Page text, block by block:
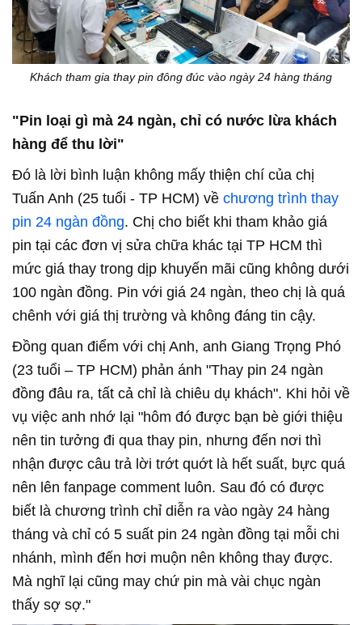
Khách tham gia thay pin đông đúc vào ngày 24 hàng tháng
"Pin loại gì mà 24 ngàn, chỉ có nước lừa khách
hàng để thu lời"
Đó là lời bình luận không mấy thiện chí của chị
Tuấn Anh (25 tuổi - TP HCM) về chương trình thay
pin 24 ngàn đồng. Chị cho biết khi tham khảo giá
pin tại các đơn vị sửa chữa khác tại TP HCM thì
mức giá thay trong dịp khuyến mãi cũng không dưới
100 ngàn đồng. Pin với giá 24 ngàn, theo chị là quá
chênh với giá thị trường và không đáng tin cậy.
Đồng quan điểm với chị Anh, anh Giang Trọng Phó
(23 tuổi – TP HCM) phản ánh "Thay pin 24 ngàn
đồng đâu ra, tất cả chỉ là chiêu dụ khách". Khi hỏi về
vụ việc anh nhớ lại "hôm đó được bạn bè giới thiệu
nên tin tưởng đi qua thay pin, nhưng đến nơi thì
nhận được câu trả lời trớt quớt là hết suất, bực quá
nên lên fanpage comment luôn. Sau đó có được
biết là chương trình chỉ diễn ra vào ngày 24 hàng
tháng và chỉ có 5 suất pin 24 ngàn đồng tại mỗi chi
nhánh, mình đến hơi muộn nên không thay được.
Mà nghĩ lại cũng may chứ pin mà vài chục ngàn
thấy sợ sợ."